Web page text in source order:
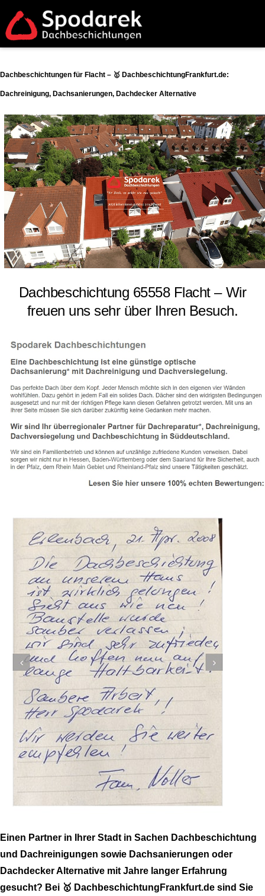
Dachbeschichtungen für Flacht – 🥇 DachbeschichtungFrankfurt.de:
Dachreinigung, Dachsanierungen, Dachdecker Alternative
Dachbeschichtung 65558 Flacht – Wir
freuen uns sehr über Ihren Besuch.
Einen Partner in Ihrer Stadt in Sachen Dachbeschichtung
und Dachreinigungen sowie Dachsanierungen oder
Dachdecker Alternative mit Jahre langer Erfahrung
gesucht? Bei 🥇 DachbeschichtungFrankfurt.de sind Sie